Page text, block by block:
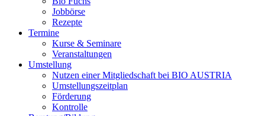
Jobbörse
Rezepte
Termine
Kurse & Seminare
Veranstaltungen
Umstellung
Nutzen einer Mitgliedschaft bei BIO AUSTRIA
Umstellungszeitplan
Förderung
Kontrolle